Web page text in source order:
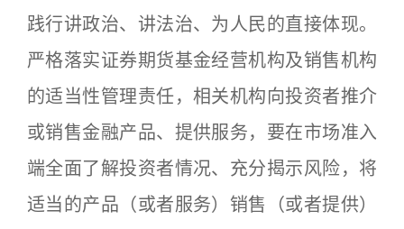
践行讲政治、讲法治、为人民的直接体现。
严格落实证券期货基金经营机构及销售机构
的适当性管理责任，相关机构向投资者推介
或销售金融产品、提供服务，要在市场准入
端全面了解投资者情况、充分揭示风险，将
适当的产品（或者服务）销售（或者提供）